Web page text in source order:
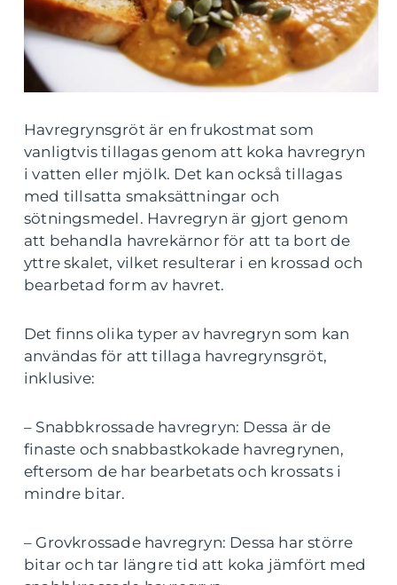
Havregrynsgröt är en frukostmat som
vanligtvis tillagas genom att koka havregryn
i vatten eller mjölk. Det kan också tillagas
med tillsatta smaksättningar och
sötningsmedel. Havregryn är gjort genom
att behandla havrekärnor för att ta bort de
yttre skalet, vilket resulterar i en krossad och
bearbetad form av havret.
Det finns olika typer av havregryn som kan
användas för att tillaga havregrynsgröt,
inklusive:
– Snabbkrossade havregryn: Dessa är de
finaste och snabbastkokade havregrynen,
eftersom de har bearbetats och krossats i
mindre bitar.
– Grovkrossade havregryn: Dessa har större
bitar och tar längre tid att koka jämfört med